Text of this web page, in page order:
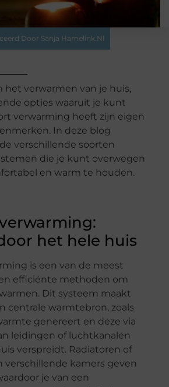
Door Sanja Hamelink.nl
het verwarmen van je huis,
opties waaruit je kunt
verwarming heeft zijn eigen
In deze blog
verschillende soorten
die je kunt overwegen
en warm te houden.
het hele huis
is een van de meest
efficiënte methoden om
Dit systeem maakt
centrale warmtebron, zoals
genereert en deze via
leidingen of luchtkanalen
verspreidt. Radiatoren of
verschillende kamers geven
je van een